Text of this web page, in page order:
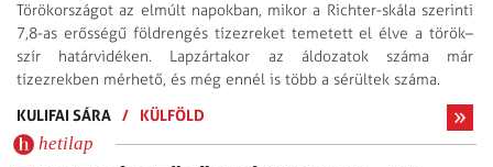
Törökországot az elmúlt napokban, mikor a Richter-skála szerinti
7,8-as erősségű földrengés tízezreket temetett el élve a török–
szír határvidéken. Lapzártakor az áldozatok száma már
tízezrekben mérhető, és még ennél is több a sérültek száma.
KULIFAI SÁRA / KÜLFÖLD
hetilap